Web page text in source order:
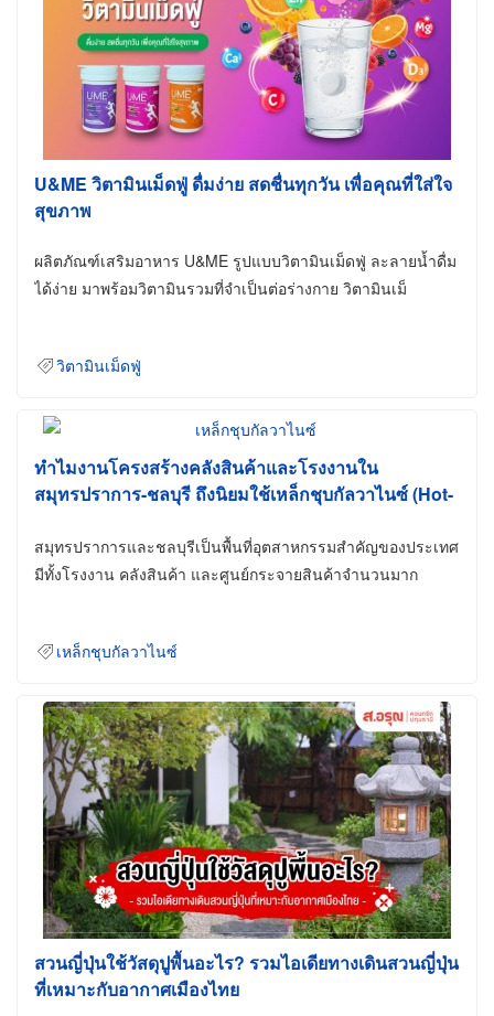
U&ME วิตามินเม็ดฟู่ ดื่มง่าย สดชื่นทุกวัน เพื่อคุณที่ใส่ใจ
สุขภาพ
ผลิตภัณฑ์เสริมอาหาร U&ME รูปแบบวิตามินเม็ดฟู่ ละลายน้ำดื่ม
ได้ง่าย มาพร้อมวิตามินรวมที่จำเป็นต่อร่างกาย วิตามินเม็
วิตามินเม็ดฟู่
ทำไมงานโครงสร้างคลังสินค้าและโรงงานใน
สมุทรปราการ-ชลบุรี ถึงนิยมใช้เหล็กชุบกัลวาไนซ์ (Hot-
สมุทรปราการและชลบุรีเป็นพื้นที่อุตสาหกรรมสำคัญของประเทศ
มีทั้งโรงงาน คลังสินค้า และศูนย์กระจายสินค้าจำนวนมาก
เหล็กชุบกัลวาไนซ์
สวนญี่ปุ่นใช้วัสดุปูพื้นอะไร? รวมไอเดียทางเดินสวนญี่ปุ่น
ที่เหมาะกับอากาศเมืองไทย